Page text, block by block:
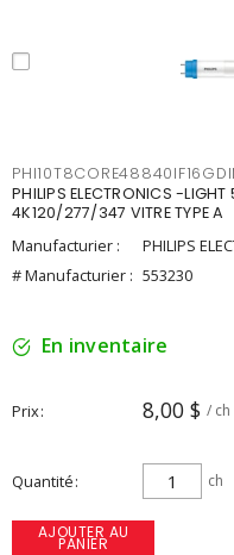
PHILIPS ELECTRONICS -
4K120/277/347 VITRE TYPE A
Manufacturier :
PHILIPS
# Manufacturier : 553230
En inventaire
Prix 8,00 $ / ch
Quantité ch
AJOUTER AU
PANIER